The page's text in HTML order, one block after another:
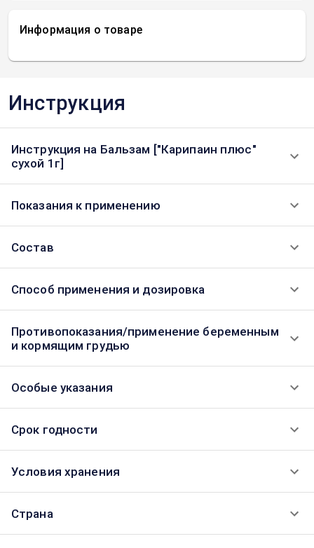
Информация о товаре
Инструкция
Инструкция на Бальзам ["Карипаин плюс"
сухой 1г]
Показания к применению
Состав
Способ применения и дозировка
Противопоказания/применение беременным
и кормящим грудью
Особые указания
Срок годности
Условия хранения
Страна